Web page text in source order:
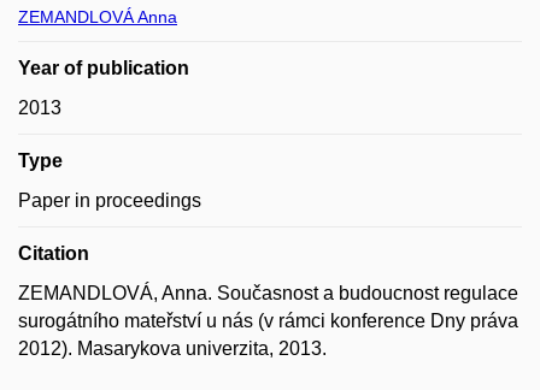
ZEMANDLOVÁ Anna
Year of publication
2013
Type
Paper in proceedings
Citation
ZEMANDLOVÁ, Anna. Současnost a budoucnost regulace
surogátního mateřství u nás (v rámci konference Dny práva
2012). Masarykova univerzita, 2013.